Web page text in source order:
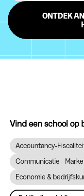
ONTDEK
Vind een school op
Accountancy-
Communicatie -
Economie &